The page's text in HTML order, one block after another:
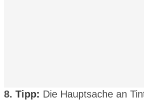
8. Tipp: Die Hauptsache an